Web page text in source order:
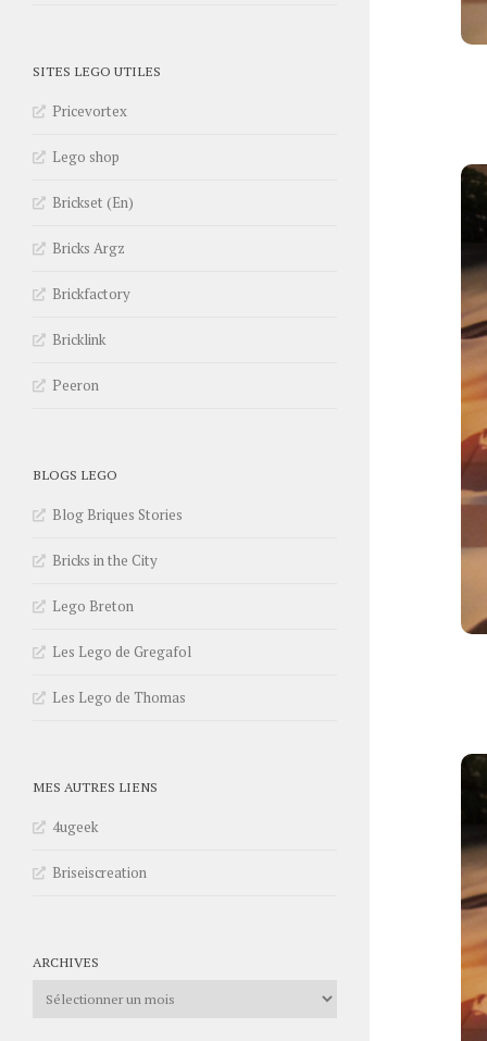
SITES LEGO UTILES
Pricevortex
Lego shop
Brickset (En)
Bricks Argz
Brickfactory
Bricklink
Peeron
BLOGS LEGO
Blog Briques Stories
Bricks in the City
Lego Breton
Les Lego de Gregafol
Les Lego de Thomas
MES AUTRES LIENS
4ugeek
Briseiscreation
ARCHIVES
Archives